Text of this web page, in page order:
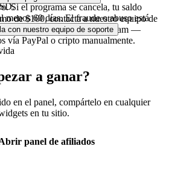
Si el programa se cancela, tu saldo
menos 60 días. El fraude o abuso está
de $100, contacta a nuestro equipo de
la página de Contacto o Telegram —
vía PayPal o cripto manualmente.
con nuestro equipo de soporte
a ganar?
en el panel, compártelo en cualquier
en tu sitio.
panel de afiliados